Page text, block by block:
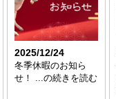
2025/12/24
冬季休暇のお知ら
せ！ ...の続きを読む